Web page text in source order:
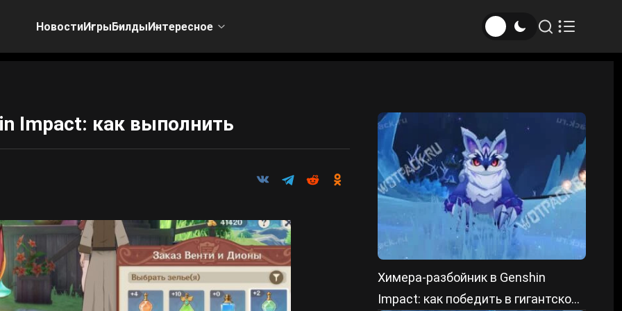
НовостиИгрыБилдыИнтересное
Impact: как выполнить
Химера-разбойник в Genshin
Impact: как победить в гигантской